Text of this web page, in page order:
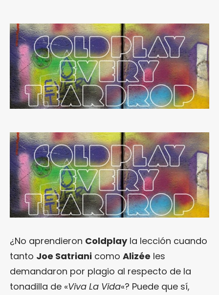
¿No aprendieron Coldplayla lección cuando
tanto Joe Satriani como Alizée les
demandaron por plagio al respecto de la
tonadilla de «Viva La Vida«? Puede que sí,